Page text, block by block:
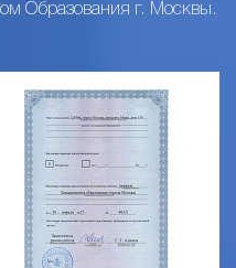
Образования г. Москвы.